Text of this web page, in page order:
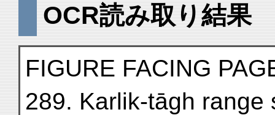
OCR読み取り結果
FIGURE FACING
289. Karlik-tāgh range